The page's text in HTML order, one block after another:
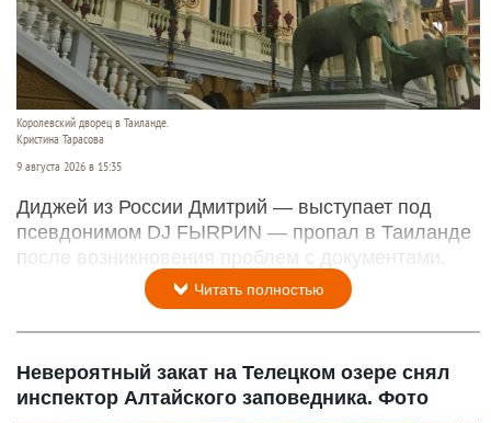
Королевский дворец в Таиланде.
Кристина Тарасова
9 августа 2026 в 15:35
Диджей из России Дмитрий — выступает под
псевдонимом DJ FЫRРИN — пропал в Таиланде
после возникновения проблем с документами.
Читать полностью
Невероятный закат на Телецком озере снял
инспектор Алтайского заповедника. Фото